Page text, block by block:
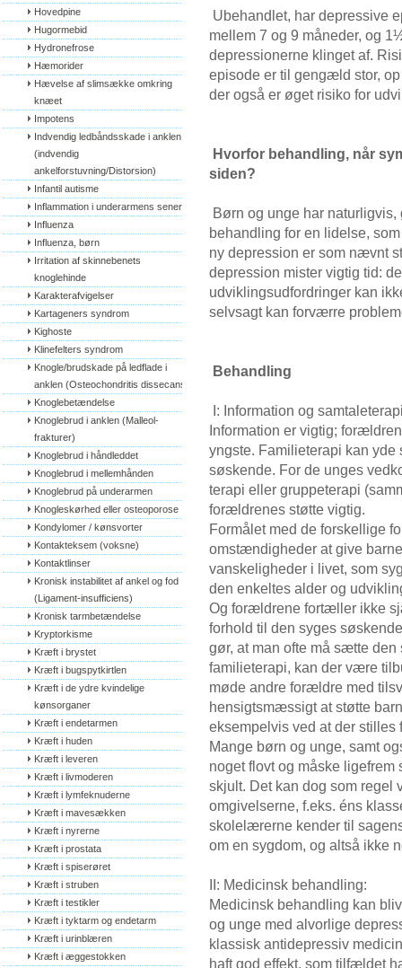
Hovedpine
Hugormebid
Hydronefrose
Hæmorider
Hævelse af slimsække omkring
knæet
Impotens
Indvendig ledbåndsskade i anklen
(indvendig
ankelforstuvning/Distorsion)
Infantil autisme
Inflammation i underarmens sener
Influenza
Influenza, børn
Irritation af skinnebenets
knoglehinde
Karakterafvigelser
Kartageners syndrom
Kighoste
Klinefelters syndrom
Knogle/brudskade på ledflade i
anklen (Osteochondritis dissecans)
Knoglebetændelse
Knoglebrud i anklen (Malleol-
frakturer)
Knoglebrud i håndleddet
Knoglebrud i mellemhånden
Knoglebrud på underarmen
Knogleskørhed eller osteoporose
Kondylomer / kønsvorter
Kontakteksem (voksne)
Kontaktlinser
Kronisk instabilitet af ankel og fod
(Ligament-insufficiens)
Kronisk tarmbetændelse
Kryptorkisme
Kræft i brystet
Kræft i bugspytkirtlen
Kræft i de ydre kvindelige
kønsorganer
Kræft i endetarmen
Kræft i huden
Kræft i leveren
Kræft i livmoderen
Kræft i lymfeknuderne
Kræft i mavesækken
Kræft i nyrerne
Kræft i prostata
Kræft i spiserøret
Kræft i struben
Kræft i testikler
Kræft i tyktarm og endetarm
Kræft i urinblæren
Kræft i æggestokken
Ubehandlet, har depressive
mellem 7 og 9 måneder, og
depressionerne klinget af.
episode er til gengæld stor,
der også er øget risiko for
Hvorfor behandling, når
siden?
Børn og unge har
behandling for en lidelse,
ny depression er som nævnt
depression mister vigtig tid:
udviklingsudfordringer kan
selvsagt kan forværre
Behandling
I: Information og
Information er vigtig;
yngste. Familieterapi kan
søskende. For de unges
terapi eller gruppeterapi
forældrenes støtte vigtig.
Formålet med de forskellige
omstændigheder at give
vanskeligheder i livet, som
den enkeltes alder og
Og forældrene fortæller ikke
forhold til den syges
gør, at man ofte må sætte
familieterapi, kan der være
møde andre forældre med
hensigtsmæssigt at støtte
eksempelvis ved at der
Mange børn og unge, samt
noget flovt og måske
skjult. Det kan dog som
omgivelserne, f.eks. éns
skolelærerne kender til
om en sygdom, og altså ikke
II: Medicinsk behandling:
Medicinsk behandling kan
og unge med alvorlige
klassisk antidepressiv
haft god effekt, som tilfældet